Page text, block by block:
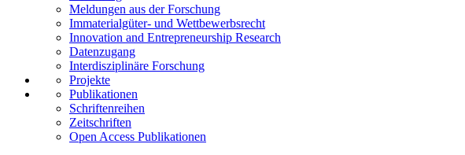
Meldungen aus der Forschung
Immaterialgüter- und Wettbewerbsrecht
Innovation and Entrepreneurship Research
Datenzugang
Interdisziplinäre Forschung
Projekte
Publikationen
Schriftenreihen
Zeitschriften
Open Access Publikationen